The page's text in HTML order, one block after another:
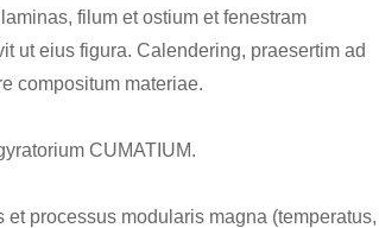
filum et ostium et fenestram
ut eius figura. Calendering, praesertim ad
compositum materiae.
CUMATIUM.
processus modularis magna (temperatus,